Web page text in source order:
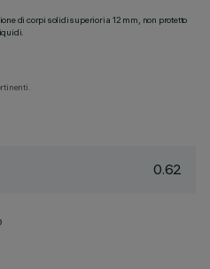
di corpi solidi superiori a 12 mm, non protetto
0.62